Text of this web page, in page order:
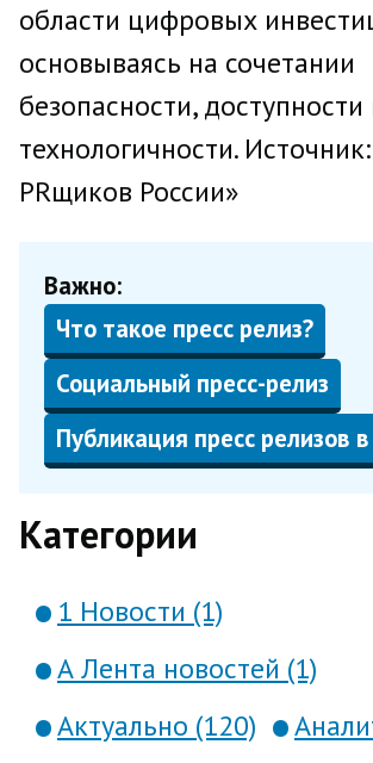
области цифровых
основываясь на сочетании
безопасности, доступности
технологичности.
PRщиков России»
Важно:
Что такое пресс релиз?
Социальный пресс-релиз
Публикация пресс релизов
Категории
1 Новости (1)
А Лента новостей (1)
Актуально (120)